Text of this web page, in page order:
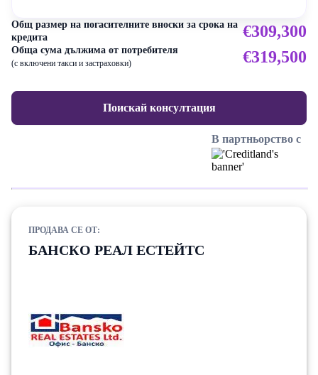
Общ размер на погасителните вноски за срока на
кредита
€309,300
Обща сума дължима от потребителя
(с включени такси и застраховки) €319,500
Поискай консултация
В партньорство с
ПРОДАВА СЕ ОТ:
БАНСКО РЕАЛ ЕСТЕЙТС